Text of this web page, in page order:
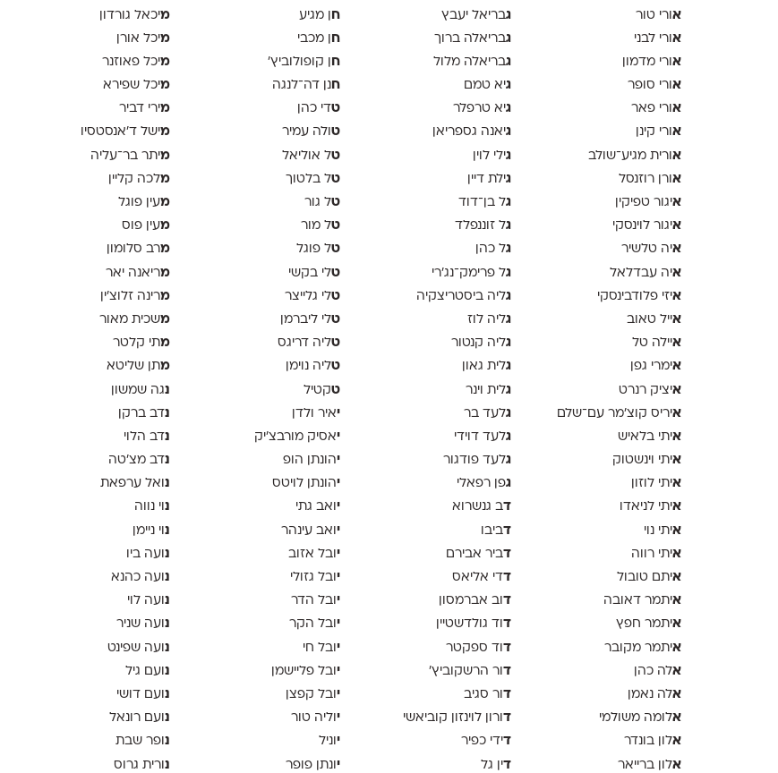
אורי טור
אורי לבני
אורי מדמון
אורי סופר
אורי פאר
אורי קינן
אורית מגיע־שולב
אורן רוזנסל
איגור טפיקין
איגור לוינסקי
איה טלשיר
איה עבדלאל
איזי פלודבינסקי
אייל טאוב
איילה טל
אימרי גפן
איציק רנרט
איריס קוצ׳מר עם־שלם
איתי בלאיש
איתי וינשטוק
איתי לוזון
איתי לניאדו
איתי נוי
איתי רווה
איתם טובול
איתמר דאובה
איתמר חפץ
איתמר מקובר
אלה כהן
אלה נאמן
אלומה משולמי
אלון בונדר
אלון ברייאר
גבריאל יעבץ
גבריאלה ברוך
גבריאלה מלול
גיא טמם
גיא טרפלר
גיאנה גספריאן
גילי לוין
גילת דיין
גל בן־דוד
גל זוננפלד
גל כהן
גל פרימק־נג׳רי
גליה ביסטריצקיה
גליה לוז
גליה קנטור
גלית גאון
גלית וינר
גלעד בר
גלעד דוידי
גלעד פודגור
גפן רפאלי
דב גנשרוא
דביבו
דביר אבירם
דדי אליאס
ד וב אברמסון
ד וד גולדשטיין
ד וד ספקטר
ד ור הרשקוביץ׳
ד ור סגיב
ד ורון לוינזון קוביאשי
דידי כפיר
דין גל
ח ן מגיע
ח ן מכבי
ח ן קופולוביץ'
חנן דה־לנגה
טדי כהן
טולה עמיר
טל אוליאל
טל בלטוך
טל גור
טל מור
טל פוגל
טלי בקשי
טלי גלייצר
טלי ליברמן
טליה דריגס
טליה נוימן
טקטיל
יאיר ולדן
יאסיק מורבצ'יק
יהונתן הופ
יהונתן לויטס
יואב גתי
יואב עינהר
יובל אזוב
יובל גזולי
יובל הדר
יובל הקר
יובל חי
יובל פליישמן
יובל קפצן
יוליה טור
יוניל
יונתן פופר
מיכאל גורדון
מיכל אורן
מיכל פאוזנר
מיכל שפירא
מירי דביר
מישל ד׳אנסטסיו
מיתר בר־עליה
מלכה קליין
מעין פוגל
מעין פוס
מרב סלומון
מריאנה יאר
מרינה זלוצ׳ין
משכית מאור
מתי קלטר
מתן שליטא
נגה שמשון
נדב ברקן
נדב הלוי
נדב מצ׳טה
נ ואל ערפאת
נ וי נווה
נ וי ניימן
נ ועה ביו
נ ועה כהנא
נ ועה לוי
נ ועה שניר
נ ועה שפינט
נ ועם גיל
נ ועם דושי
נ ועם רונאל
נ ופר שבת
נ ורית גרוס